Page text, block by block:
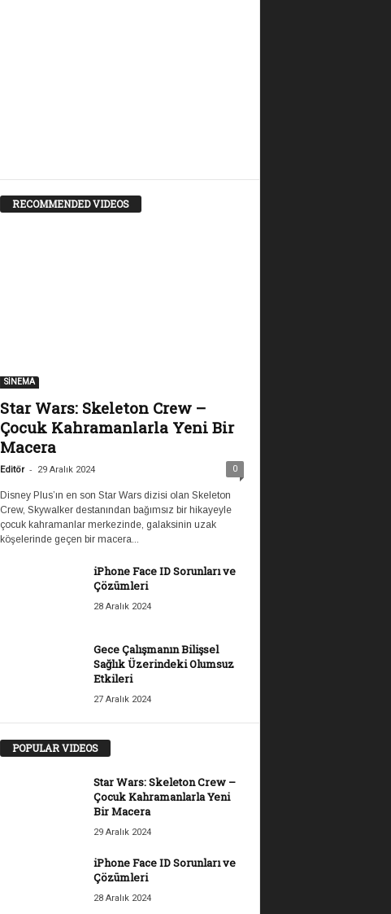
RECOMMENDED VIDEOS
SİNEMA
Star Wars: Skeleton Crew –
Çocuk Kahramanlarla Yeni Bir
Macera
Editör - 29 Aralık 2024 0
Disney Plus’ın en son Star Wars dizisi olan Skeleton
Crew, Skywalker destanından bağımsız bir hikayeyle
çocuk kahramanlar merkezinde, galaksinin uzak
köşelerinde geçen bir macera...
iPhone Face ID Sorunları ve
Çözümleri
28 Aralık 2024
Gece Çalışmanın Bilişsel
Sağlık Üzerindeki Olumsuz
Etkileri
27 Aralık 2024
POPULAR VIDEOS
Star Wars: Skeleton Crew –
Çocuk Kahramanlarla Yeni
Bir Macera
29 Aralık 2024
iPhone Face ID Sorunları ve
Çözümleri
28 Aralık 2024